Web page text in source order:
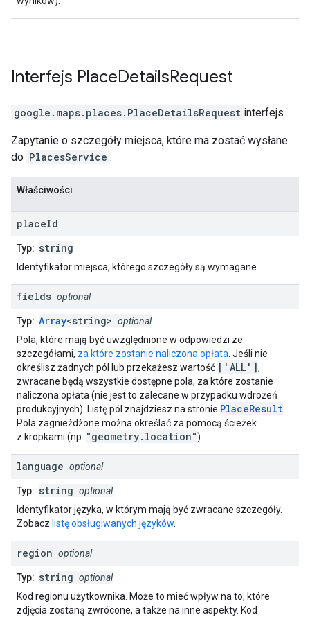
Interfejs PlaceDetailsRequest
google.maps.places. PlaceDetailsRequest interfejs
Zapytanie o szczegóły miejsca, które ma zostać wysłane
do PlacesService .
Właściwości
placeId
Typ: string
Identyfikator miejsca, którego szczegóły są wymagane.
fields optional
Typ: Array<string> optional
Pola, które mają być uwzględnione w odpowiedzi ze
szczegółami, za które zostanie naliczona opłata. Jeśli nie
określisz żadnych pól lub przekażesz wartość ['ALL'] ,
zwracane będą wszystkie dostępne pola, za które zostanie
naliczona opłata (nie jest to zalecane w przypadku wdrożeń
produkcyjnych). Listę pól znajdziesz na stronie PlaceResult.
Pola zagnieżdżone można określać za pomocą ścieżek
z kropkami (np. "geometry.location").
language optional
Typ: string optional
Identyfikator języka, w którym mają być zwracane szczegóły.
Zobacz listę obsługiwanych języków.
region optional
Typ: string optional
Kod regionu użytkownika. Może to mieć wpływ na to, które
zdjęcia zostaną zwrócone, a także na inne aspekty. Kod